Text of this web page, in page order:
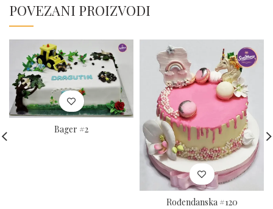
POVEZANI PROIZVODI
Bager #2
Rođendanska #120